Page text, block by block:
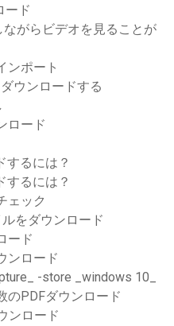
ード
がらビデオを見ることが
ンポート
ウンロードする
ロード
するには？
するには？
ェック
をダウンロード
ード
ンロード
-store _windows 10_
のPDFダウンロード
ンロード